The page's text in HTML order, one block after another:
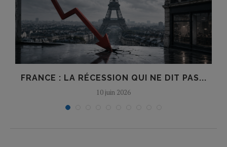
FRANCE : LA RÉCESSION QUI NE DIT PAS...
10 juin 2026